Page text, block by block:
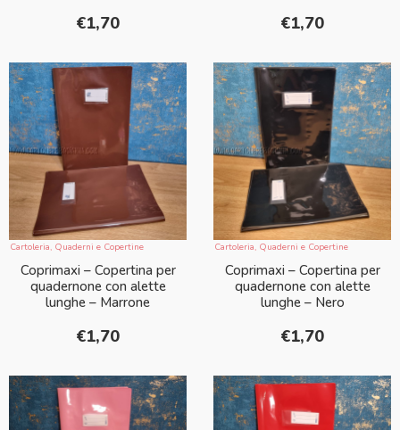
€1,70 €1,70
Cartoleria, Quaderni e Copertine
Coprimaxi – Copertina per
quadernone con alette
lunghe – Marrone
€1,70
Cartoleria, Quaderni e Copertine
Coprimaxi – Copertina per
quadernone con alette
lunghe – Nero
€1,70